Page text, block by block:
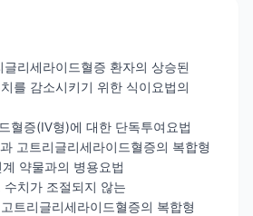
리세라이드혈증 환자의 상승된
를 감소시키기 위한 식이요법의
혈증(Ⅳ형)에 대한 단독투여요법
고트리글리세라이드혈증의 복합형
약물과의 병용요법
치가 조절되지 않는
트리글리세라이드혈증의 복합형